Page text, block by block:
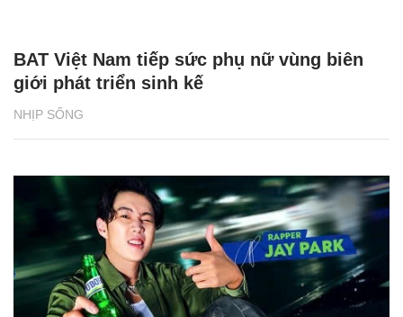
NHỊP SỐNG
BAT Việt Nam tiếp sức phụ nữ vùng biên
giới phát triển sinh kế